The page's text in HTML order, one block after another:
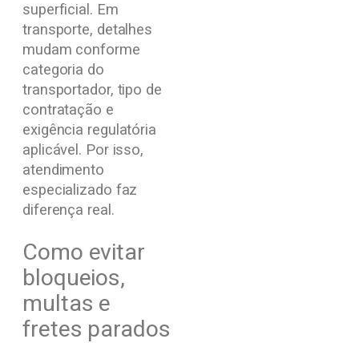
superficial. Em
transporte, detalhes
mudam conforme
categoria do
transportador, tipo de
contratação e
exigência regulatória
aplicável. Por isso,
atendimento
especializado faz
diferença real.
Como evitar
bloqueios,
multas e
fretes parados